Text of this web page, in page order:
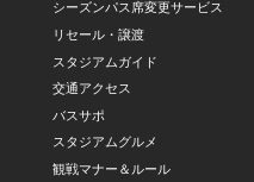
シーズンパス席変更サービス
リセール・譲渡
スタジアムガイド
交通アクセス
バスサポ
スタジアムグルメ
観戦マナー＆ルール